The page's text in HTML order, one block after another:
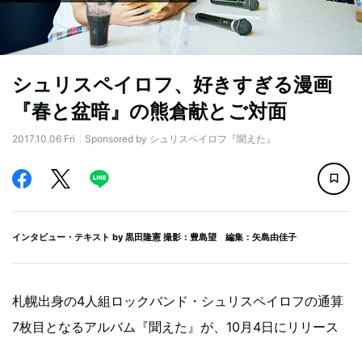
シュリスペイロフ、好きすぎる漫画
『春と盆暗』の熊倉献とご対面
2017.10.06 Fri Sponsored by シュリスペイロフ『聞えた』
インタビュー・テキスト by 黒田隆憲 撮影：豊島望 編集：矢島由佳子
札幌出身の4人組ロックバンド・シュリスペイロフの通算
7枚目となるアルバム『聞えた』が、10月4日にリリース